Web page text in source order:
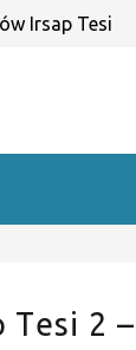
Irsap Tesi
Tesi 2